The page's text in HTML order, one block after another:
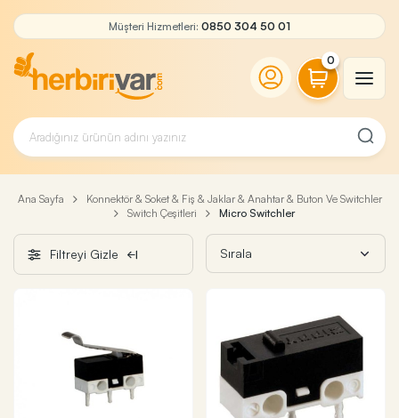
Müşteri Hizmetleri: 0850 304 50 01
0
Ana Sayfa
Konnektör & Soket & Fiş & Jaklar & Anahtar & Buton Ve Switchler
Switch Çeşitleri
Micro Switchler
Filtreyi Gizle